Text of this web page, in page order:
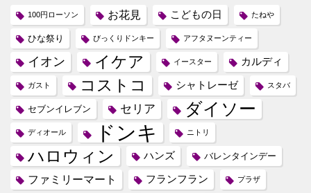
100円ローソン お花見 こどもの日 たねや
ひな祭り びっくりドンキー アフタヌーンティー
イオン イケア イースター カルディ
ガスト コストコ シャトレーゼ スタバ
セブンイレブン セリア ダイソー
ディオール ドンキ ニトリ
ハロウィン ハンズ バレンタインデー
ファミリーマート フランフラン プラザ